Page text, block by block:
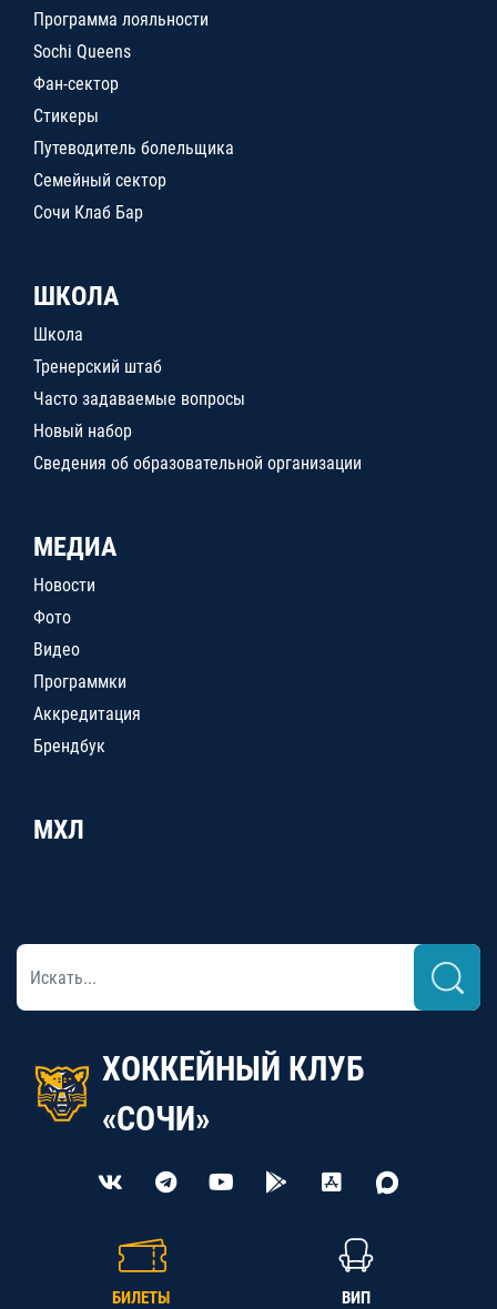
Программа лояльности
Sochi Queens
Фан-сектор
Стикеры
Путеводитель болельщика
Семейный сектор
Сочи Клаб Бар
ШКОЛА
Школа
Тренерский штаб
Часто задаваемые вопросы
Новый набор
Сведения об образовательной организации
МЕДИА
Новости
Фото
Видео
Программки
Аккредитация
Брендбук
МХЛ
ХОККЕЙНЫЙ КЛУБ
«СОЧИ»
БИЛЕТЫ ВИП